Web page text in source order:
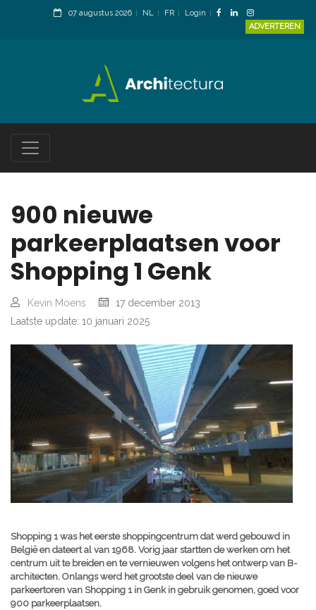
07 augustus 2026 NL FR
Login
ADVERTEREN
900 nieuwe
parkeerplaatsen voor
Shopping 1 Genk
Kevin Moens
17 december 2013
Laatste update: 10 januari 2025
Shopping 1 was het eerste shoppingcentrum dat werd gebouwd in
België en dateert al van 1968. Vorig jaar startten de werken om het
centrum uit te breiden en te vernieuwen volgens het ontwerp van B-
architecten. Onlangs werd het grootste deel van de nieuwe
parkeertoren van Shopping 1 in Genk in gebruik genomen, goed voor
900 parkeerplaatsen.